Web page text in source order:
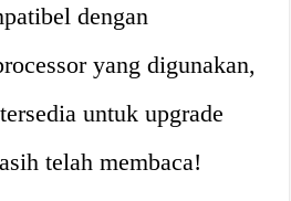
dengan
yang digunakan,
untuk upgrade
telah membaca!